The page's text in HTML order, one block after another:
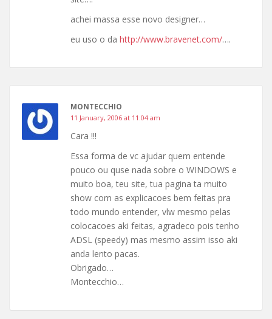
achei massa esse novo designer…
eu uso o da http://www.bravenet.com/….
MONTECCHIO
11 January, 2006 at 11:04 am
Cara !!!
Essa forma de vc ajudar quem entende
pouco ou quse nada sobre o WINDOWS e
muito boa, teu site, tua pagina ta muito
show com as explicacoes bem feitas pra
todo mundo entender, vlw mesmo pelas
colocacoes aki feitas, agradeco pois tenho
ADSL (speedy) mas mesmo assim isso aki
anda lento pacas.
Obrigado…
Montecchio…